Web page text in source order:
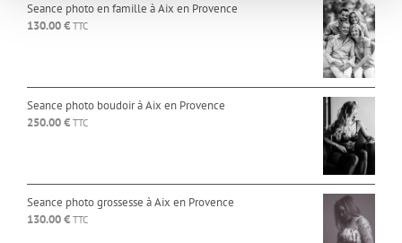
Seance photo en famille à Aix en Provence
130.00€ TTC
Seance photo boudoir à Aix en Provence
250.00€ TTC
Seance photo grossesse à Aix en Provence
130.00€ TTC